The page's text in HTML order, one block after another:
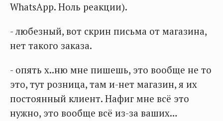
WhatsApp. Ноль реакции).
- любезный, вот скрин письма от магазина,
нет такого заказа.
- опять х..ню мне пишешь, это вообще не то
это, тут розница, там и-нет магазин, я их
постоянный клиент. Нафиг мне всё это
нужно, это вообще всё из-за ваших…